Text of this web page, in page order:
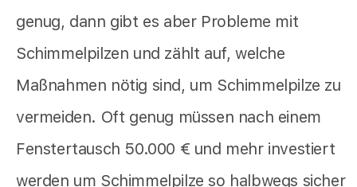
genug, dann gibt es aber Probleme mit
Schimmelpilzen und zählt auf, welche
Maßnahmen nötig sind, um Schimmelpilze zu
vermeiden. Oft genug müssen nach einem
Fenstertausch 50.000 € und mehr investiert
werden um Schimmelpilze so halbwegs sicher